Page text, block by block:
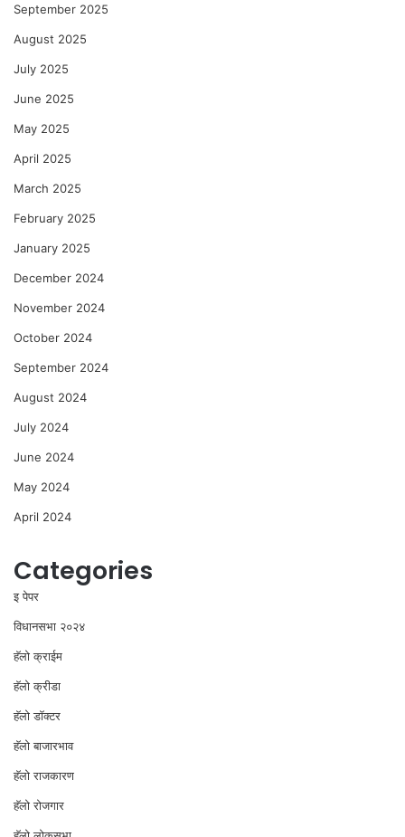
September 2025
August 2025
July 2025
June 2025
May 2025
April 2025
March 2025
February 2025
January 2025
December 2024
November 2024
October 2024
September 2024
August 2024
July 2024
June 2024
May 2024
April 2024
Categories
इ पेपर
विधानसभा २०२४
⁠हॅलो क्राईम
हॅलो क्रीडा
हॅलो डॉक्टर
हॅलो बाजारभाव
हॅलो राजकारण
⁠हॅलो रोजगार